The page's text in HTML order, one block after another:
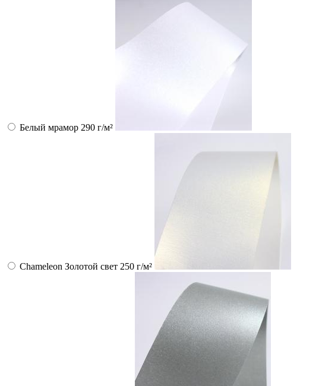
Белый мрамор 290 г/м²
Chameleon Золотой свет 250 г/м²